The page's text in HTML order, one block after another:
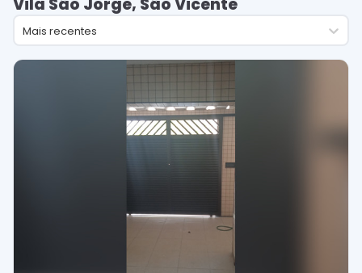
Vila São Jorge, São Vicente
Mais recentes